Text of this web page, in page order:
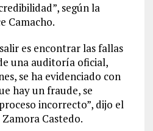
según la
Camacho.
es encontrar las fallas
una auditoría oficial,
se ha evidenciado con
hay un fraude, se
incorrecto”, dijo el
Castedo.